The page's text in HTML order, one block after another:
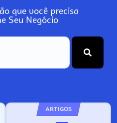
que você precisa
Seu Negócio
ARTIGOS